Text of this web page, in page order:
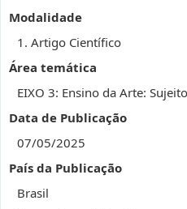
Modalidade
1. Artigo Científico
Área temática
EIXO 3: Ensino da Arte:
Data de Publicação
07/05/2025
País da Publicação
Brasil